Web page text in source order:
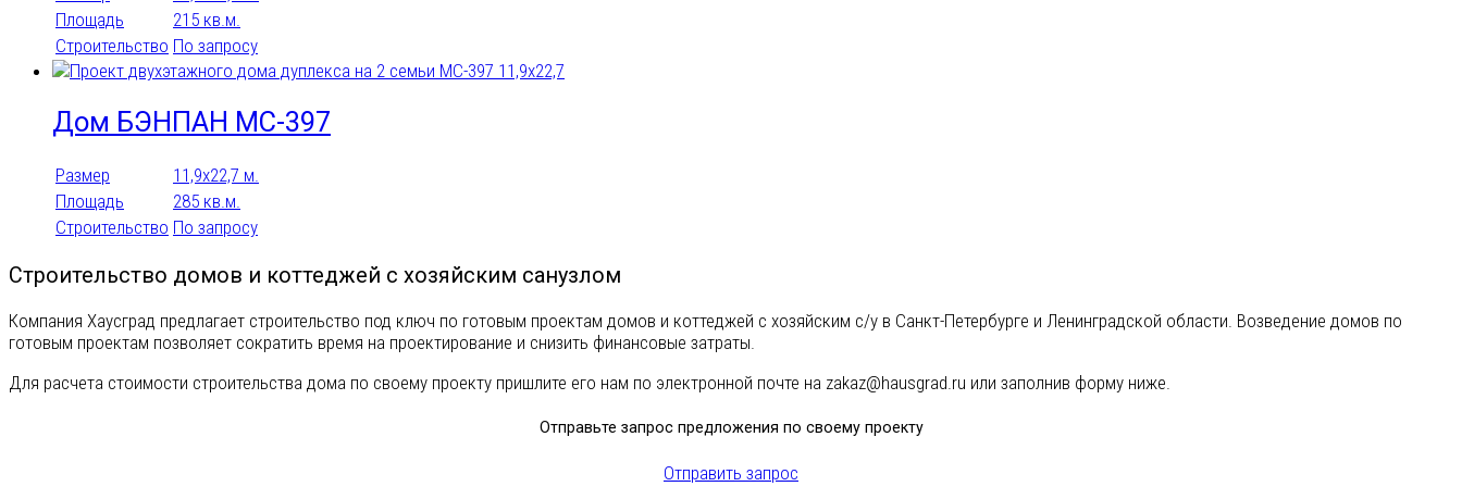
Площадь
215 кв.м.
Строительство По запросу
Дом БЭНПАН МС-397
Размер
11,9х22,7 м.
Площадь
285 кв.м.
Строительство По запросу
Строительство домов и коттеджей с хозяйским санузлом
Компания Хаусград предлагает строительство под ключ по готовым проектам домов и коттеджей с хозяйским с/у в Санкт-Петербурге и Ленинградской области. Возведение домов по
готовым проектам позволяет сократить время на проектирование и снизить финансовые затраты.
Для расчета стоимости строительства дома по своему проекту пришлите его нам по электронной почте на zakaz@hausgrad.ru или заполнив форму ниже.
Отправьте запрос предложения по своему проекту
Отправить запрос